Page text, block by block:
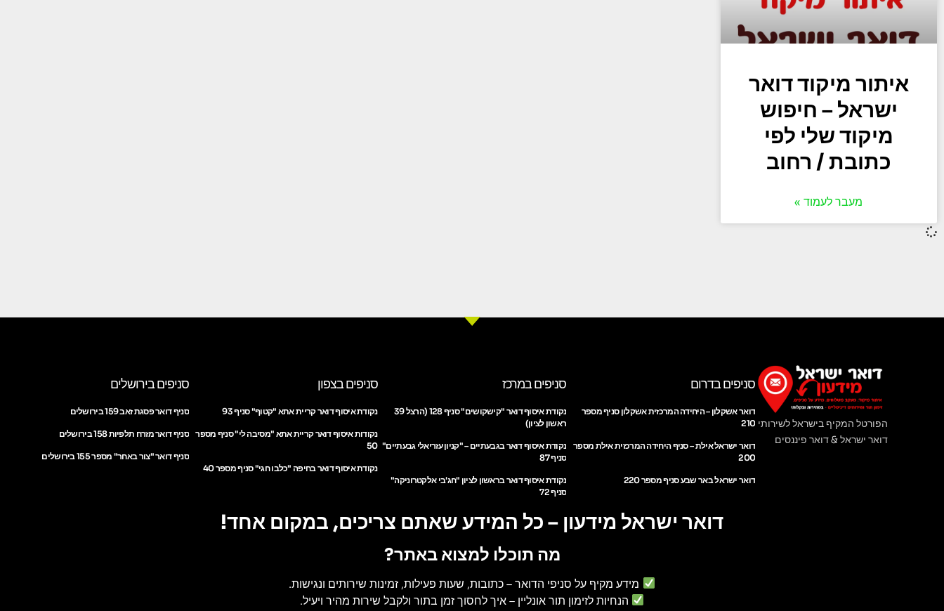
איתור מיקוד דואר
ישראל – חיפוש
מיקוד שלי לפי
כתובת / רחוב
מעבר לעמוד »
הפורטל המקיף בישראל לשירותי
דואר ישראל & דואר פיננסים
סניפים בדרום
דואר אשקלון – היחידה המרכזית אשקלון סניף מספר
210
דואר ישראל אילת – סניף היחידה המרכזית אילת מספר
200
דואר ישראל באר שבע סניף מספר 220
סניפים במרכז
נקודת איסוף דואר "קישקושים" סניף 128 (הרצל 39
ראשון לציון)
נקודת איסוף דואר בגבעתיים – "קניון עזריאלי גבעתיים"
סניף 87
נקודת איסוף דואר בראשון לציון "חג'בי אלקטרוניקה"
סניף 72
סניפים בצפון
נקודת איסוף דואר קריית אתא "קטוף" סניף 93
נקודות איסוף דואר קריית אתא "מסיבה לי" סניף מספר
50
נקודת איסוף דואר בחיפה "כלבו חגי" סניף מספר 40
סניפים בירושלים
סניף דואר פסגת זאב 159 בירושלים
סניף דואר מזרח תלפיות 158 בירושלים
סניף דואר "צור באחר" מספר 155 בירושלים
דואר ישראל מידעון – כל המידע שאתם צריכים, במקום אחד!
מה תוכלו למצוא באתר?
מידע מקיף על סניפי הדואר– כתובות, שעות פעילות, זמינות שירותים ונגישות.
הנחיות לזימון תור אונליין – איך לחסוך זמן בתור ולקבל שירות מהיר ויעיל.